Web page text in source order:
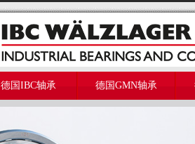
德国IBC轴承 德国GMN轴承